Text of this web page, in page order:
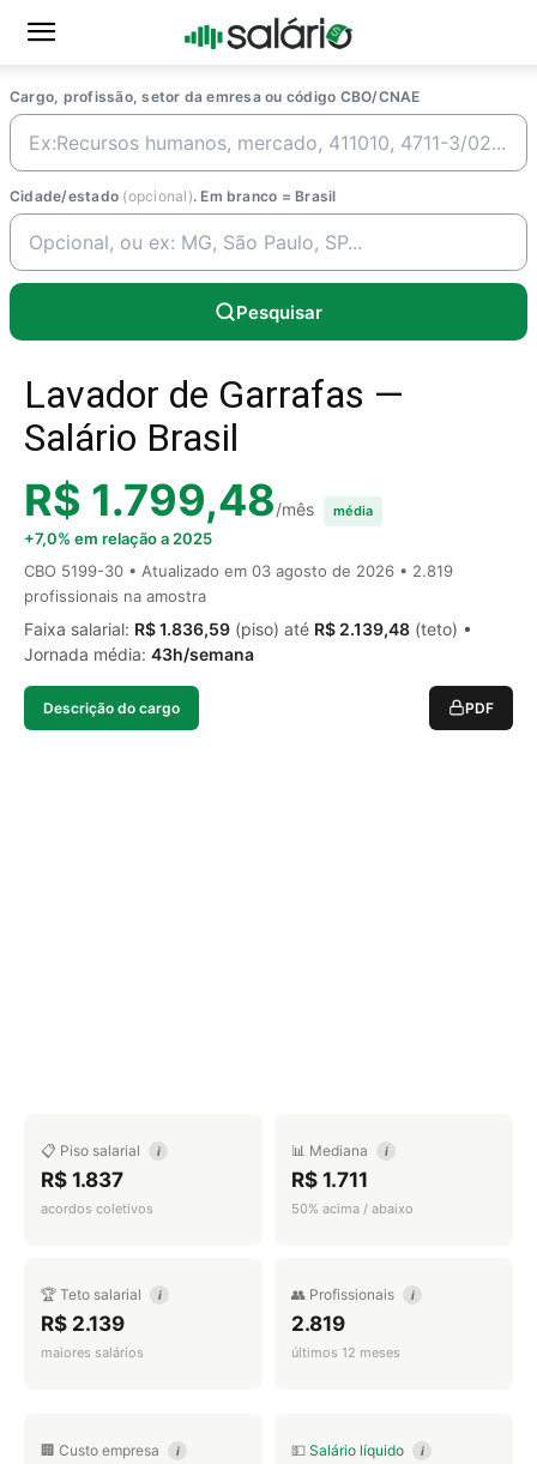
Cargo, profissão, setor da emresa ou código CBO/CNAE
Cidade/estado (opcional). Em branco = Brasil
Pesquisar
Lavador de Garrafas —
Salário Brasil
R$ 1.799,48/mês média
+7,0% em relação a 2025
CBO 5199-30 • Atualizado em 03 agosto de 2026 • 2.819
profissionais na amostra
Faixa salarial: R$ 1.836,59 (piso) até R$ 2.139,48 (teto) •
Jornada média: 43h/semana
Descrição do cargo PDF
📋 Piso salarial i
R$ 1.837
acordos coletivos
📊 Mediana i
R$ 1.711
50% acima / abaixo
🏆 Teto salarial i
R$ 2.139
maiores salários
👥 Profissionais i
2.819
últimos 12 meses
🏢 Custo empresa i 💵 Salário líquido i